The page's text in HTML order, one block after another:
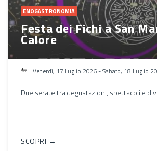
ENOGASTRONOMIA
Festa dei Fichi a San
Calore
Venerdì, 17 Luglio 2026 -Sabato, 18 Luglio
Due serate tra degustazioni, spettacoli e
SCOPRI →